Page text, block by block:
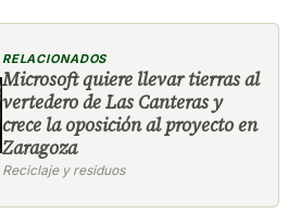
RELACIONADOS
Microsoft quiere llevar tierras al
vertedero de Las Canteras y
crece la oposición al proyecto en
Zaragoza
Reciclaje y residuos